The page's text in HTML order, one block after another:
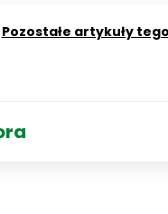
Pozostałe artykuły